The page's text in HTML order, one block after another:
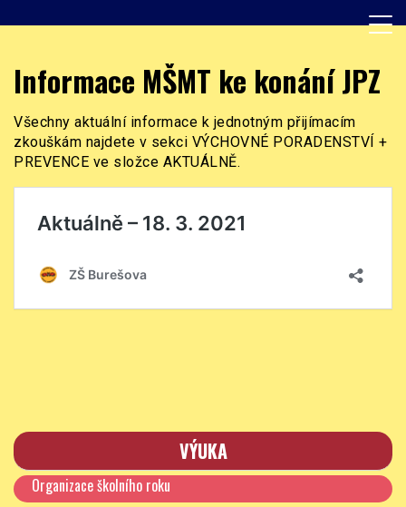
to
ZŠ Burešova
Informace MŠMT ke konání JPZ
Všechny aktuální informace k jednotným přijímacím
zkouškám najdete v sekci VÝCHOVNÉ PORADENSTVÍ +
PREVENCE ve složce AKTUÁLNĚ.
VÝUKA
Organizace školního roku